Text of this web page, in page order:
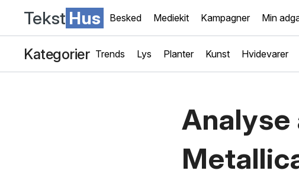
Tekst Hus Besked Mediekit Kampagner Min
Kategorier Trends Lys Planter Kunst Hvidevarer
Analyse